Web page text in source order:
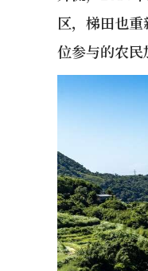
区，梯田也
位参与的农民